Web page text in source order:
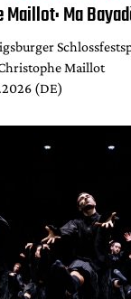
Ma
Maillot
(DE)